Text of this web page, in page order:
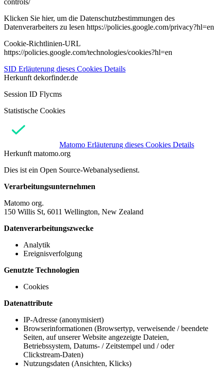
Klicken Sie hier, um die Datenschutzbestimmungen des
Datenverarbeiters zu lesen https://policies.google.com/privacy?hl=en
Cookie-Richtlinien-URL
https://policies.google.com/technologies/cookies?hl=en
SID Erläuterung dieses Cookies Details
Herkunft dekorfinder.de
Session ID Flycms
Statistische Cookies
Matomo Erläuterung dieses Cookies Details
Herkunft matomo.org
Dies ist ein Open Source-Webanalysedienst.
Verarbeitungsunternehmen
Matomo org.
150 Willis St, 6011 Wellington, New Zealand
Datenverarbeitungszwecke
Analytik
Ereignisverfolgung
Genutzte Technologien
Cookies
Datenattribute
IP-Adresse (anonymisiert)
Browserinformationen (Browsertyp, verweisende / beendete
Seiten, auf unserer Website angezeigte Dateien,
Betriebssystem, Datums- / Zeitstempel und / oder
Clickstream-Daten)
Nutzungsdaten (Ansichten, Klicks)